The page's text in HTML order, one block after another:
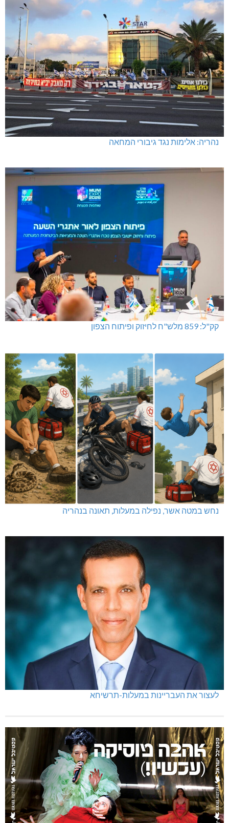
נהריה: אלימות נגד גיבורי המחאה
קק"ל: 859 מלש"ח לחיזוק ופיתוח הצפון
נחש במטה אשר, נפילה במעלות, תאונה בנהריה
לעצור את העבריינות במעלות-תרשיחא